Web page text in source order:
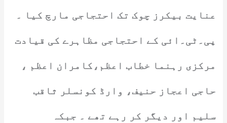
عنایت بیکرز چوک تک احتجاجی مارچ کیا ۔
پی۔ٹی۔ائی کے احتجاجی مظاہرے کی قیادت
مرکزی رہنما خطاب اعظم،کامران اعظم ،
حاجی اعجاز حنیف، وارڈ کونسلر ثاقب
سلیم اور دیگر کر رہے تھے ۔ جبکہ